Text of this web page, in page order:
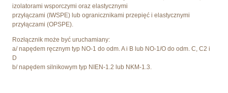
izolatorami wsporczymi oraz elastycznymi
przyłączami (IWSPE) lub ogranicznikami przepięć i elastycznymi
przyłączami (OPSPE).
Rozłącznik może być uruchamiany:
a/ napędem ręcznym typ NO-1 do odm. A i B lub NO-1/O do odm. C, C2 i
D
b/ napędem silnikowym typ NIEN-1.2 lub NKM-1.3.